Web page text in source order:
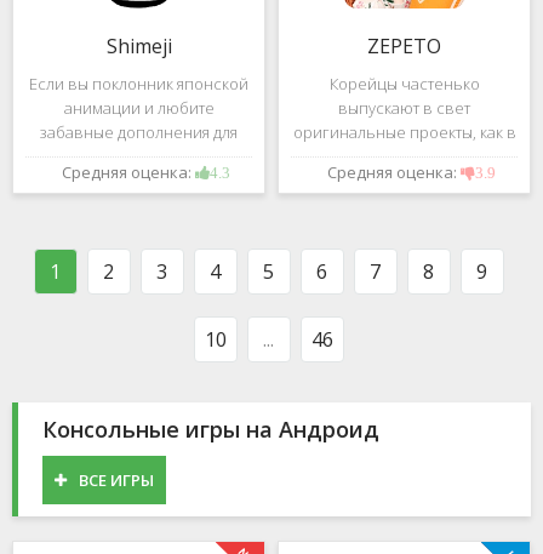
Shimeji
Если вы поклонник японской
анимации и любите
забавные дополнения для
своего смартфона, обратите
внимание на Shimeji -
устройства милыми
персонажами в
Средняя оценка: 4.3
ZEPETO
Корейцы частенько
выпускают в свет
оригинальные проекты, как в
сфере игр, так и приложений.
Так, ZEPETO стремительно
Южной Кореи, не смотря на
Средняя оценка: 3.9
1 2 3 4 5 6 7 8 9
10 ... 46
Консольные игры на Андроид
ВСЕ ИГРЫ